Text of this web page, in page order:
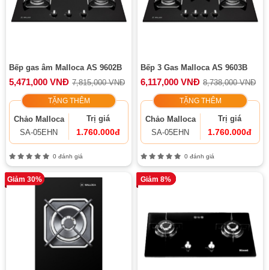
Bếp gas âm Malloca AS 9602B
5,471,000 VNĐ 7,815,000 VNĐ
TẶNG THÊM
Chảo Malloca
SA-05EHN
Trị giá
1.760.000đ
0 đánh giá
Bếp 3 Gas Malloca AS 9603B
6,117,000 VNĐ 8,738,000 VNĐ
TẶNG THÊM
Chảo Malloca
SA-05EHN
Trị giá
1.760.000đ
0 đánh giá
Giảm 30% Giảm 8%